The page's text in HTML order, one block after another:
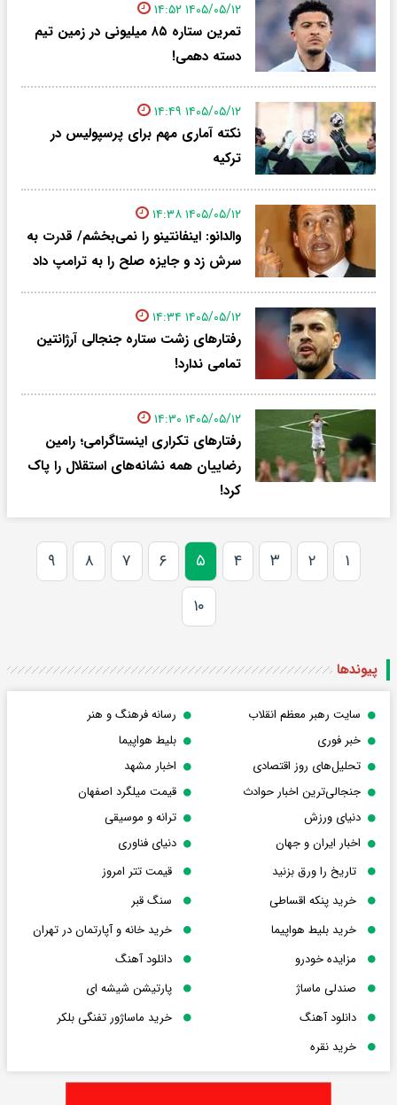
۱۴۰۵/۰۵/۱۲ ۱۴:۵۲
تمرین ستاره ۸۵ میلیونی در زمین تیم
دسته دهمی!
۱۴۰۵/۰۵/۱۲ ۱۴:۴۹
نکته آماری مهم برای پرسپولیس در
ترکیه
۱۴۰۵/۰۵/۱۲ ۱۴:۳۸
والدانو: اینفانتینو را نمی‌بخشم/ قدرت به
سرش زد و جایزه صلح را به ترامپ داد
۱۴۰۵/۰۵/۱۲ ۱۴:۳۴
رفتارهای زشت ستاره جنجالی آرژانتین
تمامی ندارد!
۱۴۰۵/۰۵/۱۲ ۱۴:۳۰
رفتارهای تکراری اینستاگرامی؛ رامین
رضاییان همه نشانه‌های استقلال را پاک
کرد!
۱ ۲ ۳ ۴ ۵ ۶ ۷ ۸
۹
۱۰
پیوندها
سایت رهبر معظم انقلاب
رسانه فرهنگ و هنر
خبر فوری
بلیط هواپیما
تحلیل‌های روز اقتصادی
اخبار مشهد
جنجالی‌ترین اخبار حوادث
قیمت میلگرد اصفهان
دنیای ورزش
ترانه و موسیقی
اخبار ایران و جهان
دنیای فناوری
تاریخ را ورق بزنید
قیمت تتر امروز
خرید پنکه اقساطی
سنگ قبر
خرید بلیط هواپیما
خرید خانه و آپارتمان در تهران
مزایده خودرو
دانلود آهنگ
صندلی ماساژ
پارتیشن شیشه ای
دانلود آهنگ
خرید ماساژور تفنگی بلکر
خرید نقره